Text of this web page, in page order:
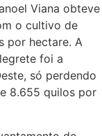
Viana obteve
o cultivo de
por hectare. A
foi a
só perdendo
8.655 quilos por